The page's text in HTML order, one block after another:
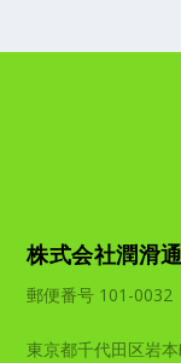
株式会社潤滑
郵便番号 101-0032
東京都千代田区岩